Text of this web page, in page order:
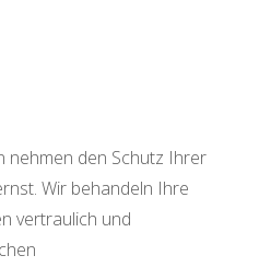
nehmen den Schutz Ihrer
Wir behandeln Ihre
vertraulich und